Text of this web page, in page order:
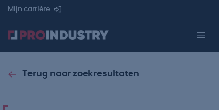
Mijn carrière
Terug naar zoekresultaten